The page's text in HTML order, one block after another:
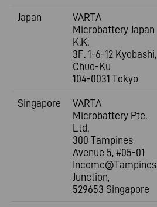
Japan
VARTA
Microbattery Japan
K.K.
3F. 1-6-12 Kyobashi,
Chuo-Ku
104-0031 Tokyo
Singapore
VARTA
Microbattery Pte.
Ltd.
300 Tampines
Avenue 5, #05-01
Income@Tampines
Junction,
529653 Singapore